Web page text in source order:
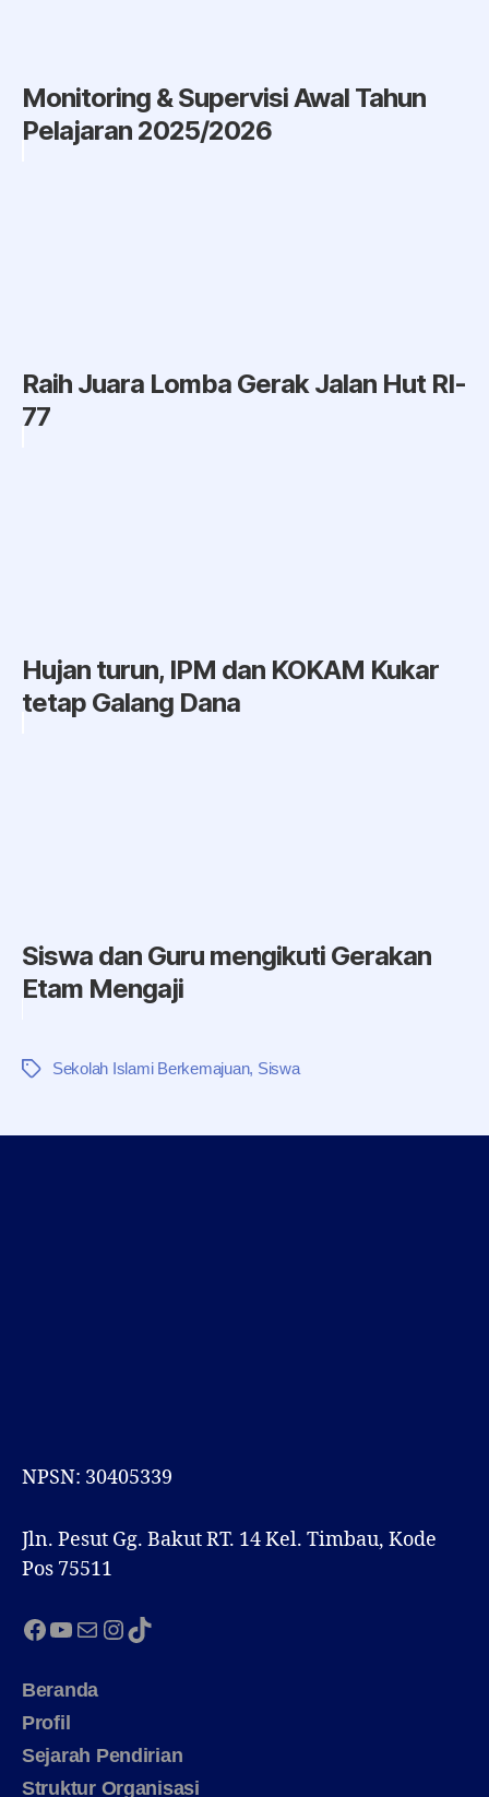
Monitoring & Supervisi Awal Tahun
Pelajaran 2025/2026
Raih Juara Lomba Gerak Jalan Hut RI-
77
Hujan turun, IPM dan KOKAM Kukar
tetap Galang Dana
Siswa dan Guru mengikuti Gerakan
Etam Mengaji
Tag Sekolah Islami Berkemajuan, Siswa
NPSN: 30405339
Jln. Pesut Gg. Bakut RT. 14 Kel. Timbau, Kode
Pos 75511
Facebook
YouTube
MailInstagram
TikTok
Beranda
Profil
Sejarah Pendirian
Struktur Organisasi